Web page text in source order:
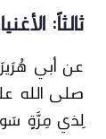
ثالثاً:
عن أبي
صلى الله
لِذي مِرَّةٍ